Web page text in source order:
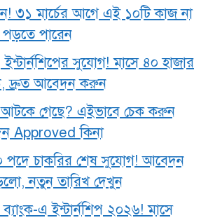
৩১ মার্চের আগে এই ১০টি কাজ না
পারেন
সুযোগ! মাসে ৪০ হাজার
দ্রুত আবেদন করুন
আটকে গেছে? এইভাবে চেক করুন
Approved কিনা
চাকরির শেষ সুযোগ! আবেদন
নতুন তারিখ দেখুন
ব্যাংক-এ ইন্টার্নশিপ ২০২৬! মাসে